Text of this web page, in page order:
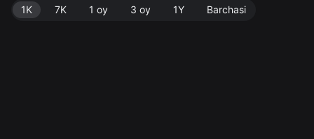
1K
7K 1 oy 3 oy 1Y Barchasi